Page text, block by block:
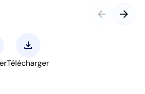
arrow_back arrow_forward
download
Télécharger